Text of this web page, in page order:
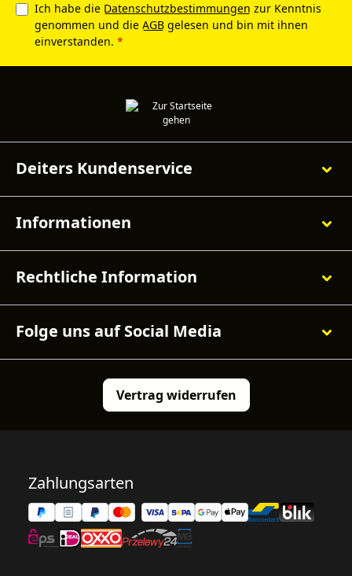
Ich habe die Datenschutzbestimmungen zur Kenntnis
genommen und die AGB gelesen und bin mit ihnen
einverstanden. *
Deiters Kundenservice
Informationen
Rechtliche Information
Folge uns auf Social Media
Vertrag widerrufen
Zahlungsarten